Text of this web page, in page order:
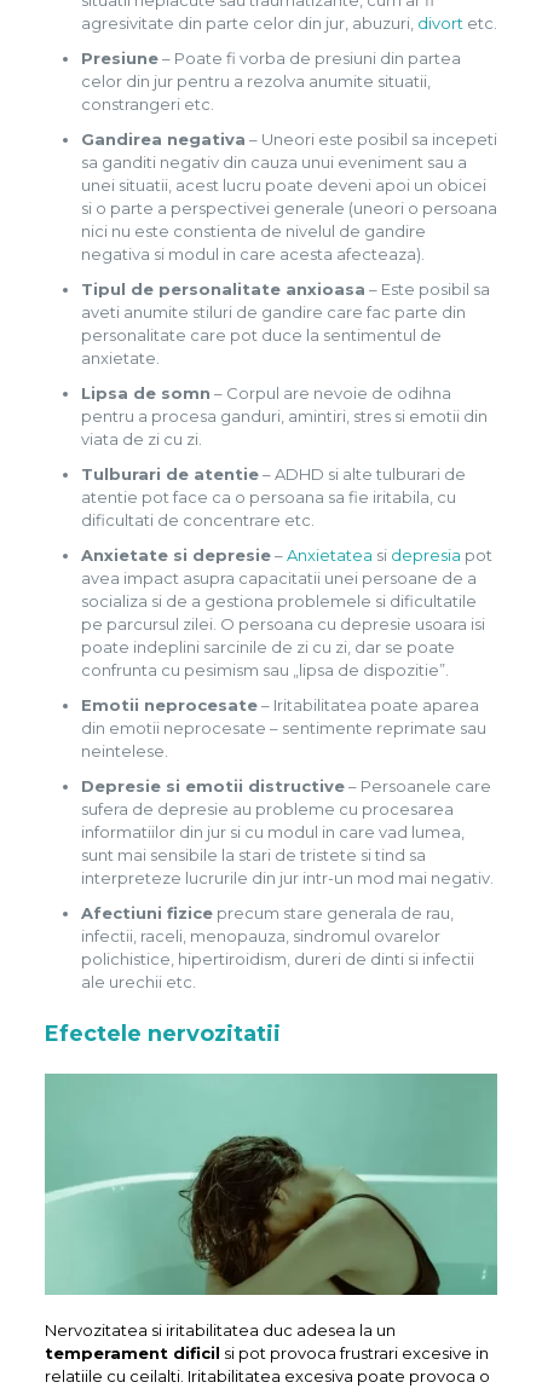
agresivitate din parte celor din jur, abuzuri, divort etc.
Presiune– Poate fi vorba de presiuni din partea
celor din jur pentru a rezolva anumite situatii,
constrangeri etc.
Gandirea negativa – Uneori este posibil sa incepeti
sa ganditi negativ din cauza unui eveniment sau a
unei situatii, acest lucru poate deveni apoi un obicei
si o parte a perspectivei generale (uneori o persoana
nici nu este constienta de nivelul de gandire
negativa si modul in care acesta afecteaza).
Tipul de personalitate anxioasa – Este posibil sa
aveti anumite stiluri de gandire care fac parte din
personalitate care pot duce la sentimentul de
anxietate.
Lipsa de somn – Corpul are nevoie de odihna
pentru a procesa ganduri, amintiri, stres si emotii din
viata de zi cu zi.
Tulburari de atentie– ADHD si alte tulburari de
atentie pot face ca o persoana sa fie iritabila, cu
dificultati de concentrare etc.
Anxietate si depresie–Anxietatea si depresia pot
avea impact asupra capacitatii unei persoane de a
socializa si de a gestiona problemele si dificultatile
pe parcursul zilei. O persoana cu depresie usoara isi
poate indeplini sarcinile de zi cu zi, dar se poate
confrunta cu pesimism sau „lipsa de dispozitie”.
Emotii neprocesate– Iritabilitatea poate aparea
din emotii neprocesate – sentimente reprimate sau
neintelese.
Depresie si emotii distructive– Persoanele care
sufera de depresie au probleme cu procesarea
informatiilor din jur si cu modul in care vad lumea,
sunt mai sensibile la stari de tristete si tind sa
interpreteze lucrurile din jur intr-un mod mai negativ.
Afectiuni fiziceprecum stare generala de rau,
infectii, raceli, menopauza, sindromul ovarelor
polichistice, hipertiroidism, dureri de dinti si infectii
ale urechii etc.
Efectele nervozitatii
Nervozitatea si iritabilitatea duc adesea la un
temperament dificil si pot provoca frustrari excesive in
relatiile cu ceilalti. Iritabilitatea excesiva poate provoca o